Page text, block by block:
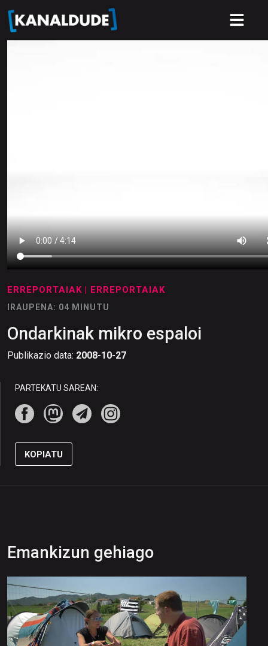
ERREPORTAIAK | ERREPORTAIAK
IRAUPENA: 04 MINUTU
Ondarkinak mikro espaloi
Publikazio data: 2008-10-27
PARTEKATU SAREAN:
KOPIATU
Emankizun gehiago